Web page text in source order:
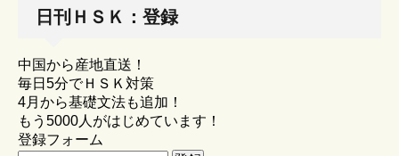
日刊ＨＳＫ：登録
中国から産地直送！
毎日5分でＨＳＫ対策
4月から基礎文法も追加！
もう5000人がはじめています！
登録フォーム